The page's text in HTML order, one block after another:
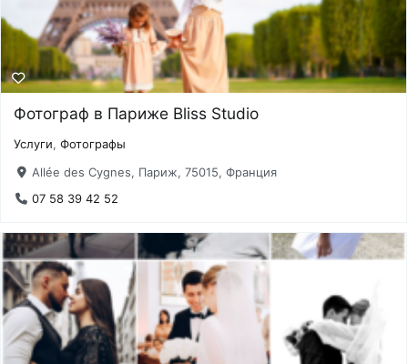
Фотограф в Париже Bliss Studio
Услуги,Фотографы
Allée des Cygnes, Париж, 75015, Франция
07 58 39 42 52